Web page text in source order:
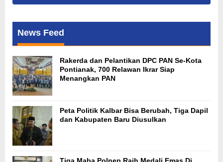
News Feed
Rakerda dan Pelantikan DPC PAN Se-Kota
Pontianak, 700 Relawan Ikrar Siap
Menangkan PAN
Peta Politik Kalbar Bisa Berubah, Tiga Dapil
dan Kabupaten Baru Diusulkan